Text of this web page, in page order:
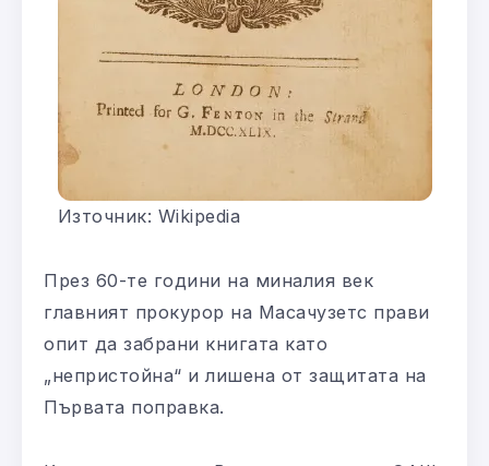
Източник: Wikipedia
През 60-те години на миналия век
главният прокурор на Масачузетс прави
опит да забрани книгата като
„непристойна“ и лишена от защитата на
Първата поправка.